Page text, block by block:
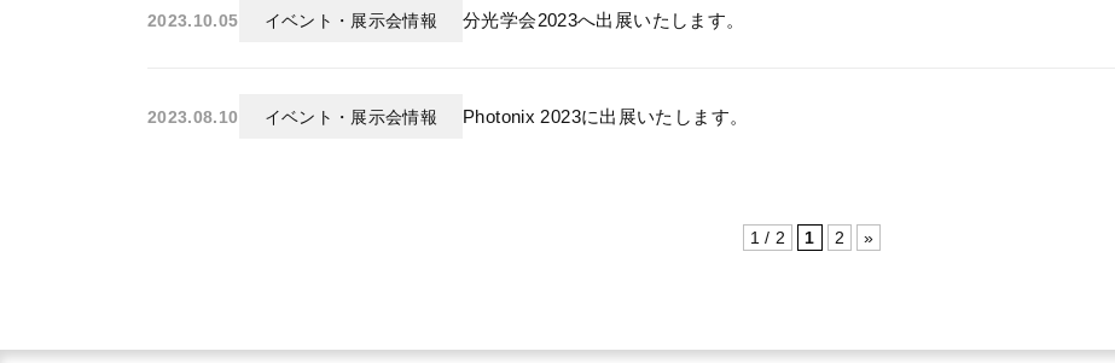
2023.10.05 イベント・展示会情報 分光学会2023へ出展いたします。
2023.08.10 イベント・展示会情報 Photonix 2023に出展いたします。
1 / 2 1 2 »